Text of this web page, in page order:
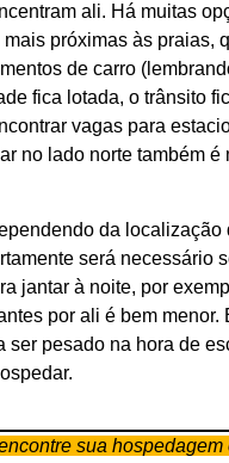
ali. Há muitas
próximas às praias,
de carro
fica lotada, o trânsito
vagas para
no lado norte também é
da localização
será necessário
jantar à noite, por
por ali é bem menor.
ser pesado na hora de
sua hospedagem